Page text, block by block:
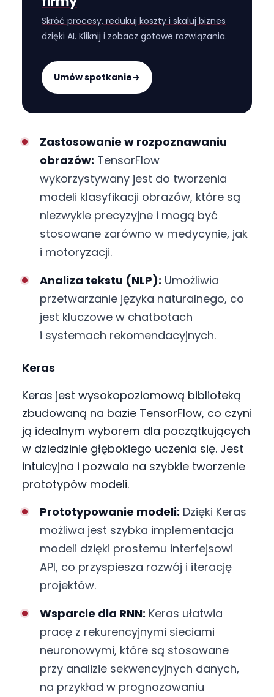
Skróć procesy, redukuj koszty i skaluj biznes
dzięki AI. Kliknij i zobacz gotowe rozwiązania.
Umów spotkanie→
Zastosowanie w rozpoznawaniu
obrazów: TensorFlow
wykorzystywany jest do tworzenia
modeli klasyfikacji obrazów, które są
niezwykle precyzyjne i mogą być
stosowane zarówno w medycynie, jak
i motoryzacji.
Analiza tekstu (NLP): Umożliwia
przetwarzanie języka naturalnego, co
jest kluczowe w chatbotach
i systemach rekomendacyjnych.
Keras
Keras jest wysokopoziomową biblioteką
zbudowaną na bazie TensorFlow, co czyni
ją idealnym wyborem dla początkujących
w dziedzinie głębokiego uczenia się. Jest
intuicyjna i pozwala na szybkie tworzenie
prototypów modeli.
Prototypowanie modeli: Dzięki Keras
możliwa jest szybka implementacja
modeli dzięki prostemu interfejsowi
API, co przyspiesza rozwój i iterację
projektów.
Wsparcie dla RNN: Keras ułatwia
pracę z rekurencyjnymi sieciami
neuronowymi, które są stosowane
przy analizie sekwencyjnych danych,
na przykład w prognozowaniu